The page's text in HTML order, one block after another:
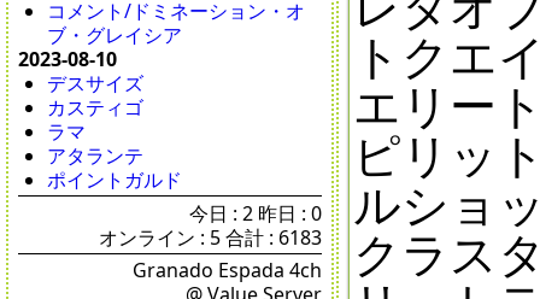
コメント/ドミネーション・オ
ブ・グレイシア
2023-08-10
デスサイズ
カスティゴ
ラマ
アタランテ
ポイントガルド
今日 : 2 昨日 : 0
オンライン : 5 合計 : 6183
Granado Espada 4ch
トクエ
エリー
ピリッ
ルショ
クラス